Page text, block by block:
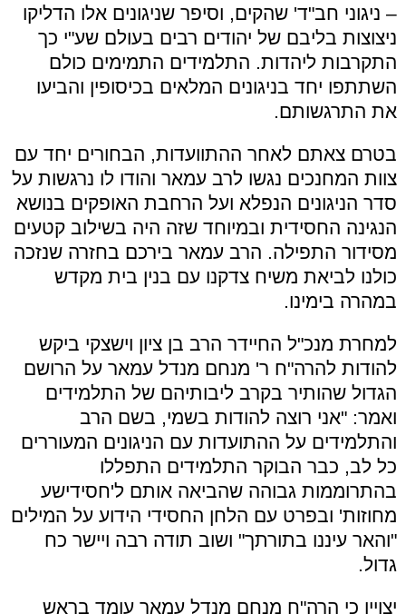
– ניגוני חב"ד' שהקים, וסיפר שניגונים אלו הדליקו
ניצוצות בליבם של יהודים רבים בעולם שע"י כך
התקרבות ליהדות. התלמידים התמימים כולם
השתתפו יחד בניגונים המלאים בכיסופין והביעו
את התרגשותם.
בטרם צאתם לאחר ההתוועדות, הבחורים יחד עם
צוות המחנכים נגשו לרב עמאר והודו לו נרגשות על
סדר הניגונים הנפלא ועל הרחבת האופקים בנושא
הנגינה החסידית ובמיוחד שזה היה בשילוב קטעים
מסידור התפילה. הרב עמאר בירכם בחזרה שנזכה
כולנו לביאת משיח צדקנו עם בנין בית מקדש
במהרה בימינו.
למחרת מנכ"ל החיידר הרב בן ציון וישצקי ביקש
להודות להרה"ח ר' מנחם מנדל עמאר על הרושם
הגדול שהותיר בקרב ליבותיהם של התלמידים
ואמר: "אני רוצה להודות בשמי, בשם הרב
והתלמידים על ההתועדות עם הניגונים המעוררים
כל לב, כבר הבוקר התלמידים התפללו
בהתרוממות גבוהה שהביאה אותם ל'חסידישע
מחוזות' ובפרט עם הלחן החסידי הידוע על המילים
"והאר עיננו בתורתך" ושוב תודה רבה ויישר כח
גדול.
יצויין כי הרה"ח מנחם מנדל עמאר עומד בראש